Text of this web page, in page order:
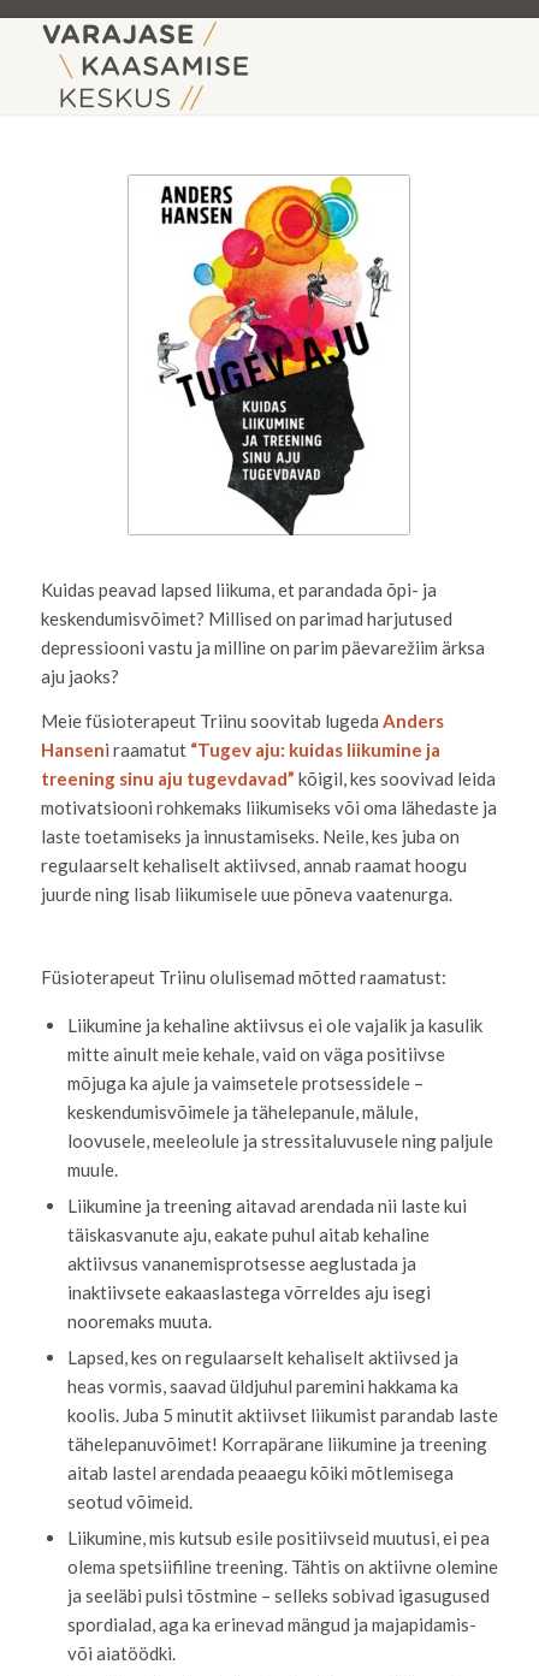
Kuidas peavad lapsed liikuma, et parandada õpi- ja
keskendumisvõimet? Millised on parimad harjutused
depressiooni vastu ja milline on parim päevarežiim ärksa
aju jaoks?
Meie füsioterapeut Triinu soovitab lugeda Anders
Hanseni raamatut “Tugev aju: kuidas liikumine ja
treening sinu aju tugevdavad” kõigil, kes soovivad leida
motivatsiooni rohkemaks liikumiseks või oma lähedaste ja
laste toetamiseks ja innustamiseks. Neile, kes juba on
regulaarselt kehaliselt aktiivsed, annab raamat hoogu
juurde ning lisab liikumisele uue põneva vaatenurga.
Füsioterapeut Triinu olulisemad mõtted raamatust:
Liikumine ja kehaline aktiivsus ei ole vajalik ja kasulik
mitte ainult meie kehale, vaid on väga positiivse
mõjuga ka ajule ja vaimsetele protsessidele –
keskendumisvõimele ja tähelepanule, mälule,
loovusele, meeleolule ja stressitaluvusele ning paljule
muule.
Liikumine ja treening aitavad arendada nii laste kui
täiskasvanute aju, eakate puhul aitab kehaline
aktiivsus vananemisprotsesse aeglustada ja
inaktiivsete eakaaslastega võrreldes aju isegi
nooremaks muuta.
Lapsed, kes on regulaarselt kehaliselt aktiivsed ja
heas vormis, saavad üldjuhul paremini hakkama ka
koolis. Juba 5 minutit aktiivset liikumist parandab laste
tähelepanuvõimet! Korrapärane liikumine ja treening
aitab lastel arendada peaaegu kõiki mõtlemisega
seotud võimeid.
Liikumine, mis kutsub esile positiivseid muutusi, ei pea
olema spetsiifiline treening. Tähtis on aktiivne olemine
ja seeläbi pulsi tõstmine – selleks sobivad igasugused
spordialad, aga ka erinevad mängud ja majapidamis-
või aiatöödki.